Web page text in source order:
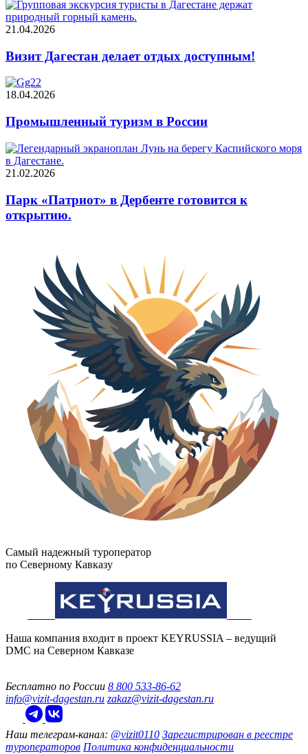
21.04.2026
Визит Дагестан делает отдых доступным!
18.04.2026
Промышленный туризм в России
21.02.2026
Парк «Патриот» в Дербенте готовится к
открытию.
Самый надежный туроператор
по Северному Кавказу
Наша компания входит в проект KEYRUSSIA – ведущий
DMC на Северном Кавказе
Бесплатно по России 8 800 533-86-62
info@vizit-dagestan.ru zakaz@vizit-dagestan.ru
Наш телеграм‑канал: @vizit0110 Зарегистрирован в реестре
туроператоров Политика конфиденциальности